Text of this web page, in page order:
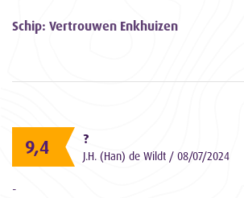
Schip: Vertrouwen Enkhuizen
9,4 ?
J.H. (Han) de Wildt / 08/07/2024
-